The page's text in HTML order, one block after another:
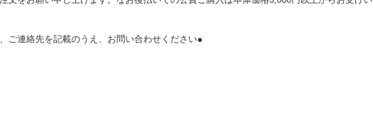
ご連絡先を記載のうえ、お問い合わせください●